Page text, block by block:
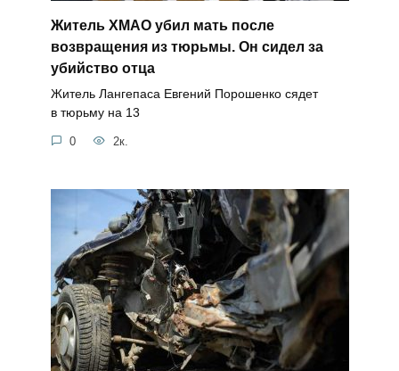
Житель ХМАО убил мать после
возвращения из тюрьмы. Он сидел за
убийство отца
Житель Лангепаса Евгений Порошенко сядет
в тюрьму на 13
0 2к.